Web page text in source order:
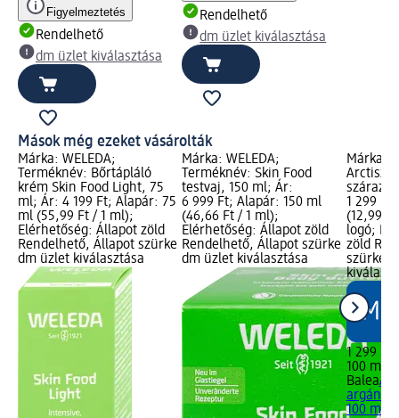
Figyelmeztetés
Rendelhető
dm üzlet kiválasztása
Rendelhető
dm üzlet kiválasztása
Mások még ezeket vásárolták
Márka: WELEDA;
Terméknév: Bőrtápláló
krém Skin Food Light, 75
ml; Ár: 4 199 Ft; Alapár: 75
ml (55,99 Ft / 1 ml);
Elérhetőség: Állapot zöld
Rendelhető, Állapot szürke
dm üzlet kiválasztása
Márka: WELEDA;
Terméknév: Skin Food
testvaj, 150 ml; Ár:
6 999 Ft; Alapár: 150 ml
(46,66 Ft / 1 ml);
Elérhetőség: Állapot zöld
Rendelhető, Állapot szürke
dm üzlet kiválasztása
Márka:
száraz
1 299
(12,99
logó;
zöld
szürke
1 299 Ft
100 ml
Balea
100 ml